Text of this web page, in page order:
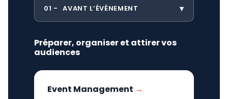
01 AVANT L’ÉVÉNEMENT
Préparer, organiser et attirer vos
audiences
Event Management